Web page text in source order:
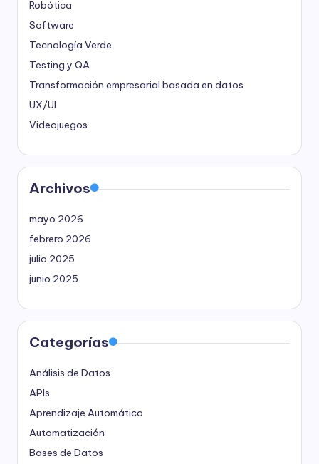
Robótica
Software
Tecnología Verde
Testing y QA
Transformación empresarial basada en datos
UX/UI
Videojuegos
Archivos
mayo 2026
febrero 2026
julio 2025
junio 2025
Categorías
Análisis de Datos
APIs
Aprendizaje Automático
Automatización
Bases de Datos